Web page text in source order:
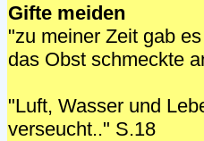
Gifte meiden
"zu meiner Zeit gab
das Obst schmeckte
"Luft, Wasser und
verseucht.." S.18